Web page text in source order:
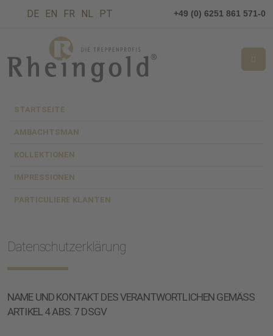
DE EN FR NL PT +49 (0) 6251 861 571-0
STARTSEITE
AMBACHTSMAN
KOLLEKTIONEN
IMPRESSIONEN
PARTICULIERE KLANTEN
Datenschutzerklärung
Datenschutzerklärung
NAME UND KONTAKT DES VERANTWORTLICHEN GEMÄSS
ARTIKEL 4 ABS. 7 DSGV